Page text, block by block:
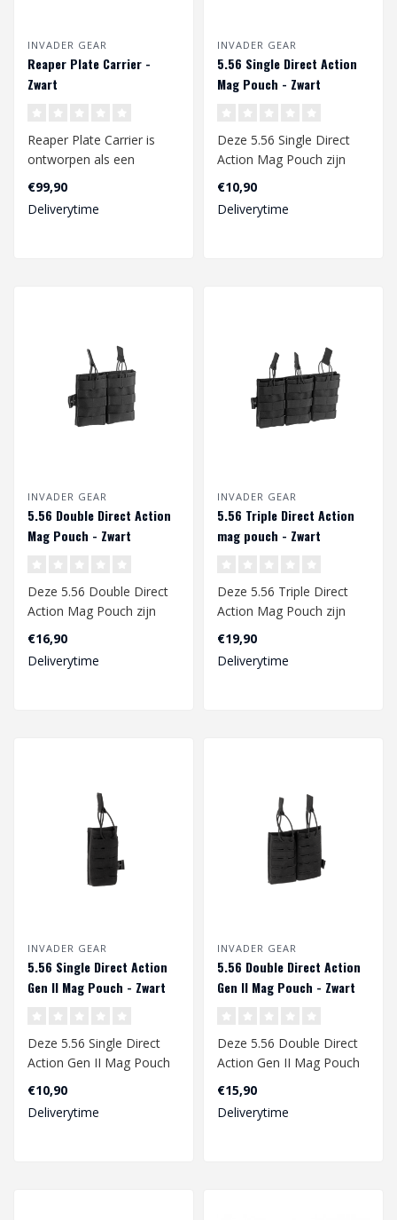
INVADER GEAR
Reaper Plate Carrier -
Zwart
Reaper Plate Carrier is
ontworpen als een ​​
lichtgewicht,
multifunctionele l..
€99,90
Deliverytime
INVADER GEAR
5.56 Single Direct Action
Mag Pouch - Zwart
Deze 5.56 Single Direct
Action Mag Pouch zijn
speciaal gemaakt voor de
Invader G..
€10,90
Deliverytime
INVADER GEAR
5.56 Double Direct Action
Mag Pouch - Zwart
Deze 5.56 Double Direct
Action Mag Pouch zijn
speciaal gemaakt voor de
Invader G..
€16,90
Deliverytime
INVADER GEAR
5.56 Triple Direct Action
mag pouch - Zwart
Deze 5.56 Triple Direct
Action Mag Pouch zijn
speciaal gemaakt voor de
Invader G..
€19,90
Deliverytime
INVADER GEAR
5.56 Single Direct Action
Gen II Mag Pouch - Zwart
Deze 5.56 Single Direct
Action Gen II Mag Pouch
voor de In..
€10,90
Deliverytime
INVADER GEAR
5.56 Double Direct Action
Gen II Mag Pouch - Zwart
Deze 5.56 Double Direct
Action Gen II Mag Pouch
voor de In..
€15,90
Deliverytime